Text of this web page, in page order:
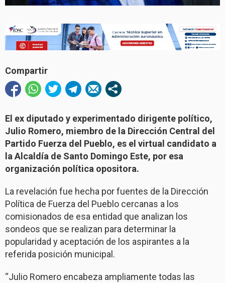
Compartir
El ex diputado y experimentado dirigente político,
Julio Romero, miembro de la Dirección Central del
Partido Fuerza del Pueblo, es el virtual candidato a
la Alcaldía de Santo Domingo Este, por esa
organización política opositora.
La revelación fue hecha por fuentes de la Dirección
Política de Fuerza del Pueblo cercanas a los
comisionados de esa entidad que analizan los
sondeos que se realizan para determinar la
popularidad y aceptación de los aspirantes a la
referida posición municipal.
“Julio Romero encabeza ampliamente todas las